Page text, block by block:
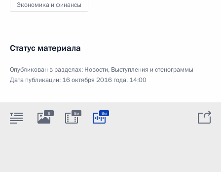
Экономика и финансы
Статус материала
Опубликован в разделах: Новости, Выступления и стенограммы
Дата публикации: 16 октября 2016 года, 14:00
6 8м 8м